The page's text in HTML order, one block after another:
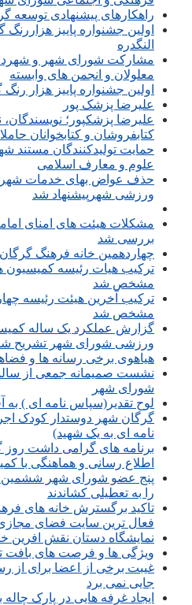
راهکارهای پیشنهادی
اولین جشنواره پاییز
النگدره
مشارکت شورای شهر و
معلولان و انجمن های وابسته
اولین جشنواره پاییز هزار
علیرضا پزشک پور
علیرضا پزشکپور؛ نویسندگان،
کتابفروشان و کتابخوانان
حمایت تولیدکنندگان مستند
علوم و معارف اسلامی
حذف عواض بهای خدمات
ورزشی شهرپیشنهاد شد
مشکلات هیئت های امنای
بررسی شد
چهاردهمین خانه فرهنگ
ترکیب هیات رئیسه کمیسیون
مشخص شد
ترکیب آخرین هیئت رئیسه
مشخص شد
گزارش عملکرد یک ساله
ورزشی شورای شهر تشریح
هیاهوی برخی رسانه ها و
نشست صمیمانه جمعی از
شورای شهر
لوح تقدیر(سپاس نامه ای ) به
گرگان شهر دوستدار کودک
نامه ای به یک شهید)
برنامه های گرامی داشت روز
اطلاع رسانی و هماهنگی با
پنج عضو شورای شهر ششمین
را به تعطیلی کشاندند
تاکید برگسترش خانه های
فعال ترین سایت فضای
نمایشگاه دستان نقش افرین
ویژگی ها و فرصت های بافت
غیبت برخی از اعضا برای از
جایی نمی برد
ایجاد غرفه هایی در پارک